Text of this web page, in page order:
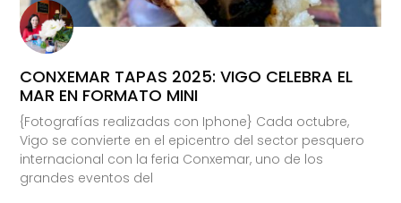
CONXEMAR TAPAS 2025: VIGO CELEBRA EL
MAR EN FORMATO MINI
{Fotografías realizadas con Iphone} Cada octubre,
Vigo se convierte en el epicentro del sector pesquero
internacional con la feria Conxemar, uno de los
grandes eventos del